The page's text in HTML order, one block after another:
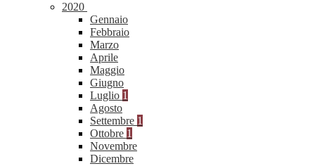
2020
Gennaio
Febbraio
Marzo
Aprile
Maggio
Giugno
Luglio 1
Agosto
Settembre 1
Ottobre 1
Novembre
Dicembre